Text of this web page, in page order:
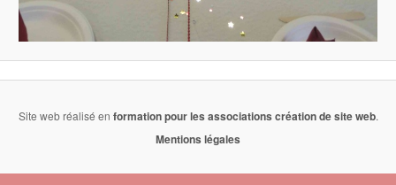
Site web réalisé en formation pour les associations création de site web.
Mentions légales